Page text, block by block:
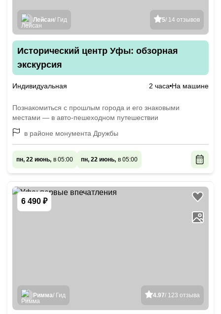
5/ 14 отзывов
Лейсан/ Гид
Исторический центр Уфы: обзорная
экскурсия
Индивидуальная 2 часа На машине
Познакомиться с прошлым города и его знаковыми
местами — в авто-пешеходном путешествии
в районе монумента Дружбы
пн, 22 июнь, в 05:00 пн, 22 июнь, в 05:00
6 490 ₽
4.97/ 123 отзыва
Римма/ Гид